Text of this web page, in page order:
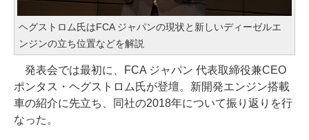
ヘグストロム氏はFCA ジャパンの現状と新しいディーゼルエ
ンジンの立ち位置などを解説
発表会では最初に、FCA ジャパン 代表取締役兼CEO
ポンタス・ヘグストロム氏が登壇。新開発エンジン搭載
車の紹介に先立ち、同社の2018年について振り返りを行
なった。